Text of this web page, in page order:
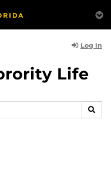
Log In
Life